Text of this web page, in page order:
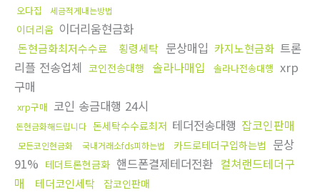
오다집 세금적게내는방법
이더리움 이더리움현금화
돈현금화최저수수료 횡령세탁 문상매입 카지노현금화 트론
리플 전송업체 코인전송대행 솔라나매입 솔라나전송대행 xrp
구매
xrp구매 코인 송금대행 24시
돈현금화해드립니다 돈세탁수수료최저 테더전송대행 잡코인판매
모든코인현금화 국내거래소fds피하는법 카드로테더구입하는법 문상
91% 테더트론현금화 핸드폰결제테더전환 컬쳐랜드테더구
매
테더코인세탁 잡코인판매